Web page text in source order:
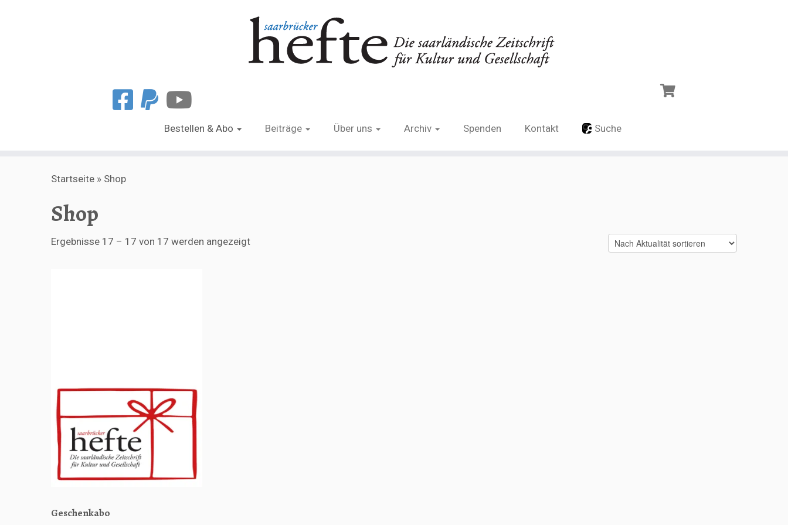
Bestellen & Abo Beiträge Über uns Archiv Spenden Kontakt Suche
Startseite » Shop
Shop
Ergebnisse 17 – 17 von 17 werden angezeigtNach
Geschenkabo